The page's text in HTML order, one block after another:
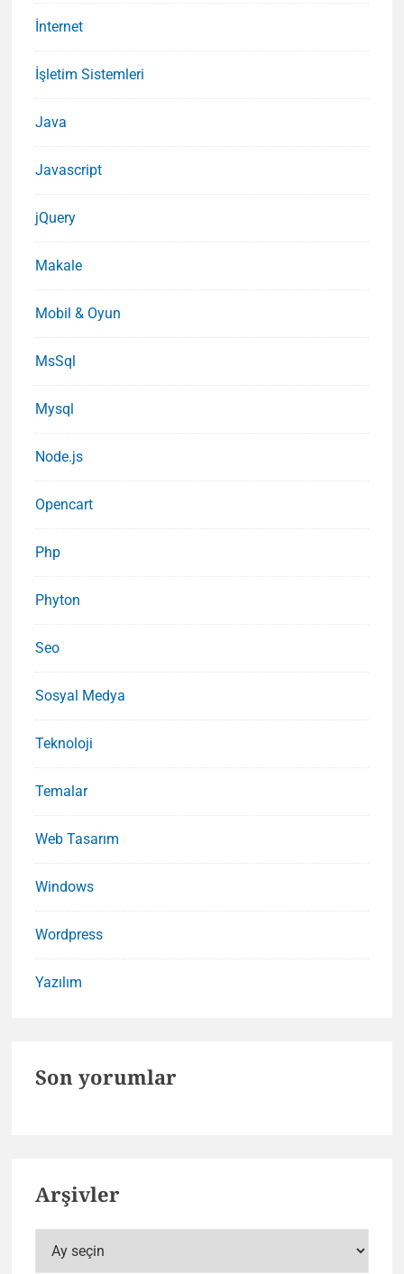
İnternet
İşletim Sistemleri
Java
Javascript
jQuery
Makale
Mobil & Oyun
MsSql
Mysql
Node.js
Opencart
Php
Phyton
Seo
Sosyal Medya
Teknoloji
Temalar
Web Tasarım
Windows
Wordpress
Yazılım
Son yorumlar
Arşivler